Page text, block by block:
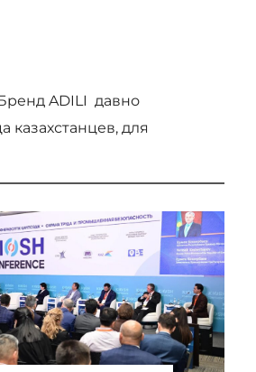
ADILI давно
казахстанцев, для